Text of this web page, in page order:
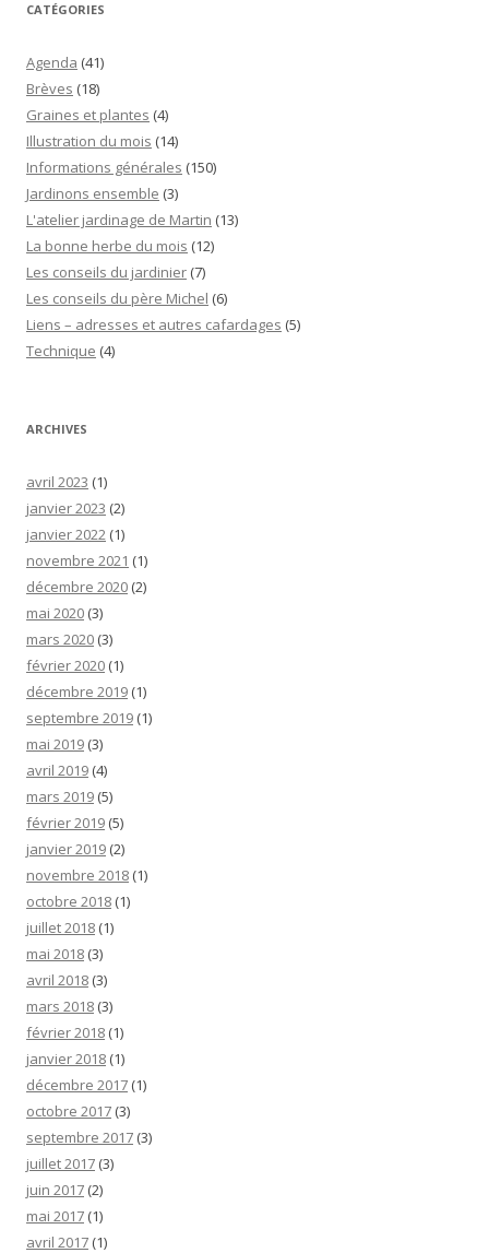
CATÉGORIES
Agenda (41)
Brèves (18)
Graines et plantes (4)
Illustration du mois (14)
Informations générales (150)
Jardinons ensemble (3)
L'atelier jardinage de Martin (13)
La bonne herbe du mois (12)
Les conseils du jardinier (7)
Les conseils du père Michel (6)
Liens – adresses et autres cafardages (5)
Technique (4)
ARCHIVES
avril 2023 (1)
janvier 2023 (2)
janvier 2022 (1)
novembre 2021 (1)
décembre 2020 (2)
mai 2020 (3)
mars 2020 (3)
février 2020 (1)
décembre 2019 (1)
septembre 2019 (1)
mai 2019 (3)
avril 2019 (4)
mars 2019 (5)
février 2019 (5)
janvier 2019 (2)
novembre 2018 (1)
octobre 2018 (1)
juillet 2018 (1)
mai 2018 (3)
avril 2018 (3)
mars 2018 (3)
février 2018 (1)
janvier 2018 (1)
décembre 2017 (1)
octobre 2017 (3)
septembre 2017 (3)
juillet 2017 (3)
juin 2017 (2)
mai 2017 (1)
avril 2017 (1)